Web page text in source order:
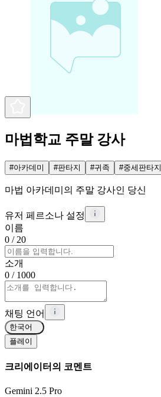
마법학교 주말 강사
#아카데미 #판타지 #귀족 #중세판타지
마법 아카데미의 주말 강사인 당신
유저 페르소나 설정
이름
0 / 20
소개
0 / 1000
채팅 언어
한국어
플레이
크리에이터의 코멘트
Gemini 2.5 Pro